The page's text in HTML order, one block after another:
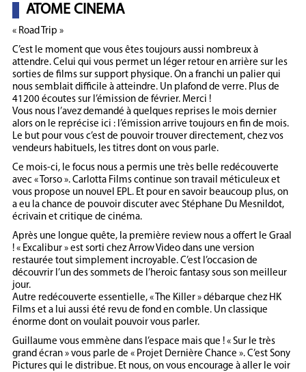
ATOME CINEMA
« Road Trip »
C’est le moment que vous êtes toujours aussi nombreux à
attendre. Celui qui vous permet un léger retour en arrière sur les
sorties de films sur support physique. On a franchi un palier qui
nous semblait difficile à atteindre. Un plafond de verre. Plus de
41200 écoutes sur l’émission de février. Merci !
Vous nous l’avez demandé à quelques reprises le mois dernier
alors on le reprécise ici : l’émission arrive toujours en fin de mois.
Le but pour vous c’est de pouvoir trouver directement, chez vos
vendeurs habituels, les titres dont on vous parle.
Ce mois-ci, le focus nous a permis une très belle redécouverte
avec « Torso ». Carlotta Films continue son travail méticuleux et
vous propose un nouvel EPL. Et pour en savoir beaucoup plus, on
a eu la chance de pouvoir discuter avec Stéphane Du Mesnildot,
écrivain et critique de cinéma.
Après une longue quête, la première review nous a offert le Graal
! « Excalibur » est sorti chez Arrow Video dans une version
restaurée tout simplement incroyable. C’est l’occasion de
découvrir l’un des sommets de l’heroic fantasy sous son meilleur
jour.
Autre redécouverte essentielle, « The Killer » débarque chez HK
Films et a lui aussi été revu de fond en comble. Un classique
énorme dont on voulait pouvoir vous parler.
Guillaume vous emmène dans l’espace mais que ! « Sur le très
grand écran » vous parle de « Projet Dernière Chance ». C’est Sony
Pictures qui le distribue. Et nous, on vous encourage à aller le voir